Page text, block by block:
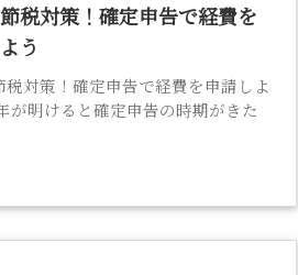
税対策！確定申告で経費を
う
税対策！確定申告で経費を申請しよ
が明けると確定申告の時期がきた